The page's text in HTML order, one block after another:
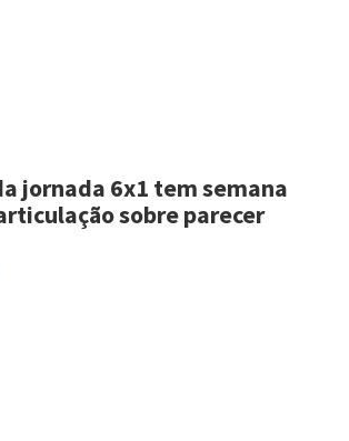
jornada 6x1 tem semana
sobre parecer